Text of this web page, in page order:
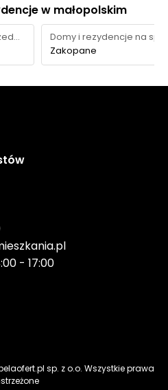
w małopolskim
Domy i rezydencje na sprzedaż
Zakopane
- 17:00
sp. z o.o. Wszystkie prawa